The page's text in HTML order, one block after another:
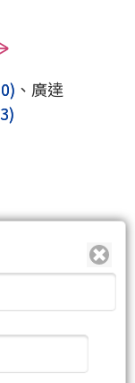
、廣達